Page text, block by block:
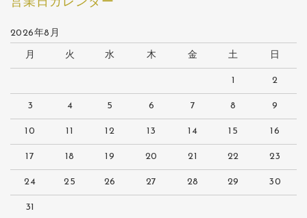
営業日カレンダー
2026年8月
月 火 水 木 金 土 日
1 2
3 4 5 6 7 8 9
10 11 12 13 14 15 16
17 18 19 20 21 22 23
24 25 26 27 28 29 30
31